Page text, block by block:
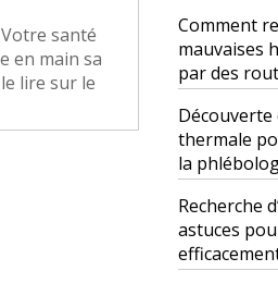
santé
en main sa
lire sur le
Comment
mauvaises
par des
Découverte
thermale
la
Recherche
astuces